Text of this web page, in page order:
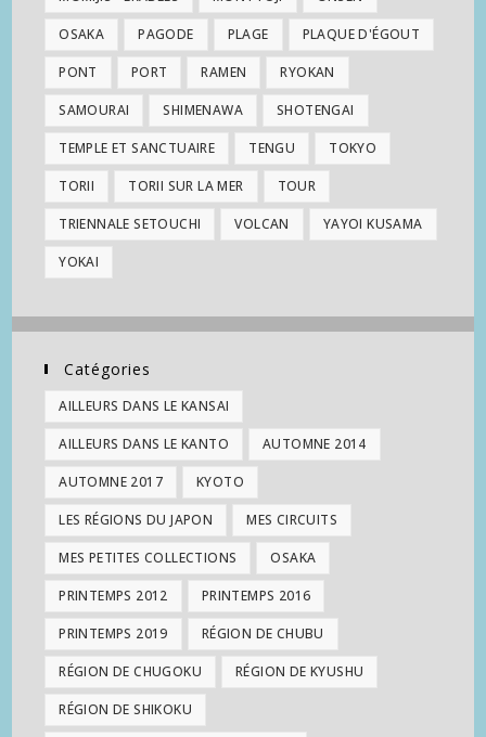
OSAKA PAGODE PLAGE PLAQUE D'ÉGOUT
PONT PORT RAMEN RYOKAN
SAMOURAI SHIMENAWA SHOTENGAI
TEMPLE ET SANCTUAIRE TENGU TOKYO
TORII TORII SUR LA MER TOUR
TRIENNALE SETOUCHI VOLCAN YAYOI KUSAMA
YOKAI
Catégories
AILLEURS DANS LE KANSAI
AILLEURS DANS LE KANTO AUTOMNE 2014
AUTOMNE 2017 KYOTO
LES RÉGIONS DU JAPON MES CIRCUITS
MES PETITES COLLECTIONS OSAKA
PRINTEMPS 2012 PRINTEMPS 2016
PRINTEMPS 2019 RÉGION DE CHUBU
RÉGION DE CHUGOKU RÉGION DE KYUSHU
RÉGION DE SHIKOKU